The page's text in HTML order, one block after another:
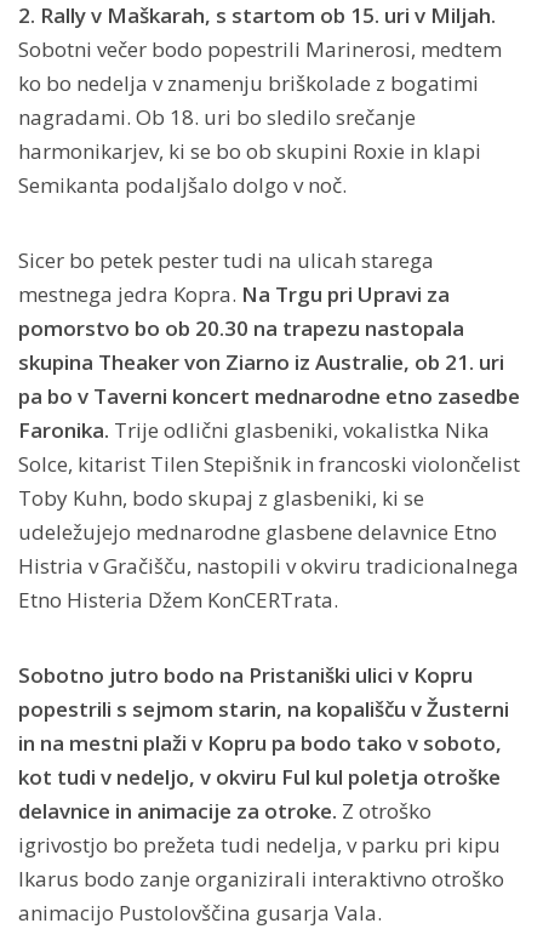
2. Rally v Maškarah, s startom ob 15. uri v Miljah.
Sobotni večer bodo popestrili Marinerosi, medtem
ko bo nedelja v znamenju briškolade z bogatimi
nagradami. Ob 18. uri bo sledilo srečanje
harmonikarjev, ki se bo ob skupini Roxie in klapi
Semikanta podaljšalo dolgo v noč.
Sicer bo petek pester tudi na ulicah starega
mestnega jedra Kopra. Na Trgu pri Upravi za
pomorstvo bo ob 20.30 na trapezu nastopala
skupina Theaker von Ziarno iz Australie, ob 21. uri
pa bo v Taverni koncert mednarodne etno zasedbe
Faronika. Trije odlični glasbeniki, vokalistka Nika
Solce, kitarist Tilen Stepišnik in francoski violončelist
Toby Kuhn, bodo skupaj z glasbeniki, ki se
udeležujejo mednarodne glasbene delavnice Etno
Histria v Gračišču, nastopili v okviru tradicionalnega
Etno Histeria Džem KonCERTrata.
Sobotno jutro bodo na Pristaniški ulici v Kopru
popestrili s sejmom starin, na kopališču v Žusterni
in na mestni plaži v Kopru pa bodo tako v soboto,
kot tudi v nedeljo, v okviru Ful kul poletja otroške
delavnice in animacije za otroke. Z otroško
igrivostjo bo prežeta tudi nedelja, v parku pri kipu
Ikarus bodo zanje organizirali interaktivno otroško
animacijo Pustolovščina gusarja Vala.